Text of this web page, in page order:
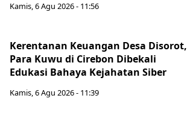
Kamis, 6 Agu 2026 - 11:56
Kerentanan Keuangan Desa Disorot,
Para Kuwu di Cirebon Dibekali
Edukasi Bahaya Kejahatan Siber
Kamis, 6 Agu 2026 - 11:39